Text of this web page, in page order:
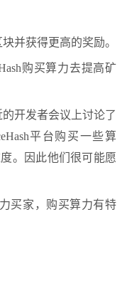
并获得更高的奖励。
购买算力去提高矿
的开发者会议上讨论了
平台购买一些算
。因此他们很可能愿
买家，购买算力有特